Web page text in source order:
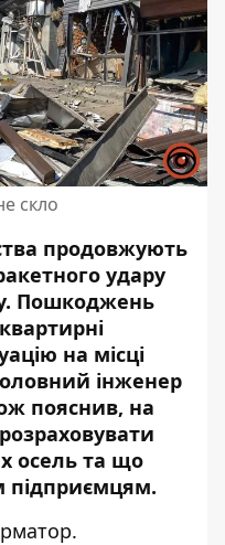
скло
продовжують
удару
Пошкоджень
на місці
інженер
пояснив, на
осель та що
підприємцям.